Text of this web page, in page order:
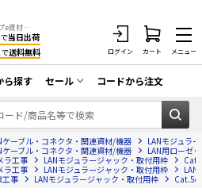
工事資材のプロショップe資材 CATV・アンテナ・防犯・光・LAN・電気・空調工事など
当日出荷
送料無料 ログイン カート メニュー
／関連工具
ター／CATV
バンド・テー
ナ工事
工事
気扇工事
ら探す セール
在庫一掃セール
コードから注文
ケーブル・コネクタ・関連資材/機器
LANモジュラ
ケーブル・コネクタ・関連資材/機器
LAN用ローゼ
ラ工事 LANモジュラージャック・取付用枠
ラ工事 LANモジュラージャック・取付用枠
LAN
工事 LANモジュラージャック・取付用枠 Cat.5e